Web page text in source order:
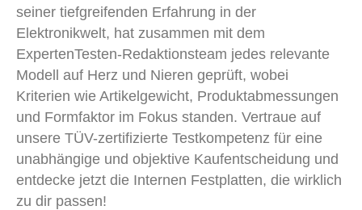
seiner tiefgreifenden Erfahrung in der
Elektronikwelt, hat zusammen mit dem
ExpertenTesten-Redaktionsteam jedes relevante
Modell auf Herz und Nieren geprüft, wobei
Kriterien wie Artikelgewicht, Produktabmessungen
und Formfaktor im Fokus standen. Vertraue auf
unsere TÜV-zertifizierte Testkompetenz für eine
unabhängige und objektive Kaufentscheidung und
entdecke jetzt die Internen Festplatten, die wirklich
zu dir passen!